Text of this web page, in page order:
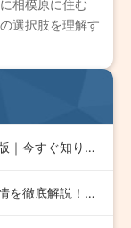
相模原に住む
選択肢を理解す
山口エリアの不動産市場徹底解説2026年版｜今すぐ知りたい最…
【2026年最新版】岡山市北区の不動産事情を徹底解説！成功す…